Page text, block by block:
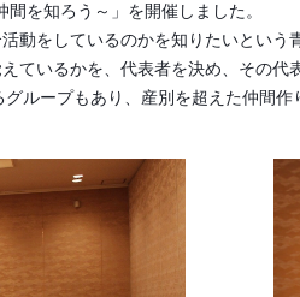
を知ろう～」を開催しました。
をしているのかを知りたいという
いるかを、代表者を決め、その代
ループもあり、産別を超えた仲間